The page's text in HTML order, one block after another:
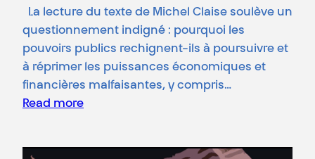
La lecture du texte de Michel Claise soulève un
questionnement indigné : pourquoi les
pouvoirs publics rechignent-ils à poursuivre et
à réprimer les puissances économiques et
financières malfaisantes, y compris…
Read more